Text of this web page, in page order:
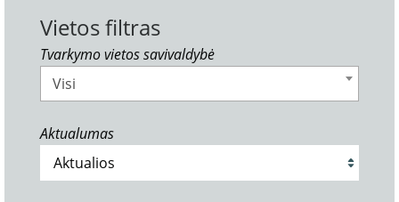
Vietos filtras
Tvarkymo vietos savivaldybė
Visi
Aktualumas